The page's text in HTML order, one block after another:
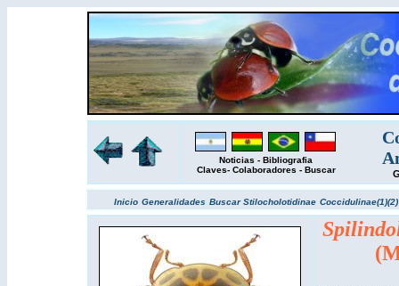
Noticias - Bibliografia
Claves- Colaboradores - Buscar
Inicio Generalidades BuscarStilocholotidinae Coccidulinae(1)(2)